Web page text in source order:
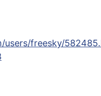
freesky/